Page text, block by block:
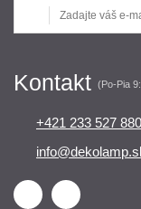
Kontakt (Po-Pia
+421 233 527 880